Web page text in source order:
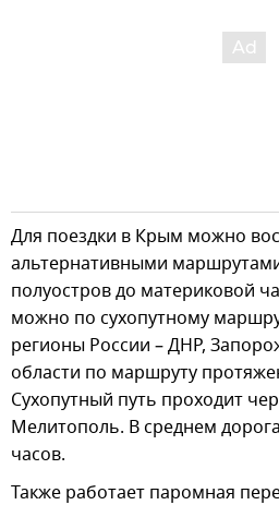
Для поездки в Крым можно
альтернативными
полуостров до материковой
можно по сухопутному
регионы России – ДНР,
области по маршруту
Сухопутный путь проходит
Мелитополь. В среднем
часов.
Также работает паромная